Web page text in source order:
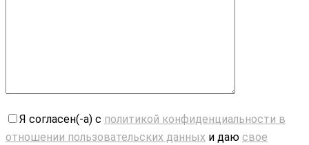
Я согласен(-а) с политикой конфиденциальности в
отношении пользовательских данных и даю свое